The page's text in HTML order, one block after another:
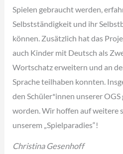
Spielen gebraucht werden,
Selbstständigkeit und ihr
können. Zusätzlich hat das
auch Kinder mit Deutsch als
Wortschatz erweitern und an
Sprache teilhaben konnten.
den Schüler*innen unserer
worden. Wir hoffen auf weitere
unserem „Spielparadies“!
Christina Gesenhoff